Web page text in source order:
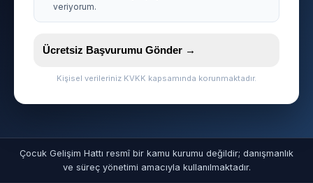
veriyorum.
Ücretsiz Başvurumu Gönder →
Kişisel verileriniz KVKK kapsamında korunmaktadır.
Çocuk Gelişim Hattı resmî bir kamu kurumu değildir; danışmanlık
ve süreç yönetimi amacıyla kullanılmaktadır.